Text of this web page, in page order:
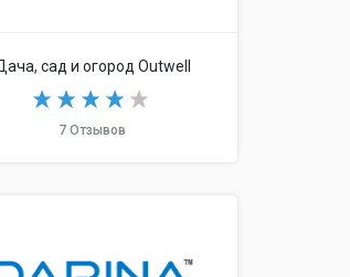
сад и огород Outwell
7 Отзывов